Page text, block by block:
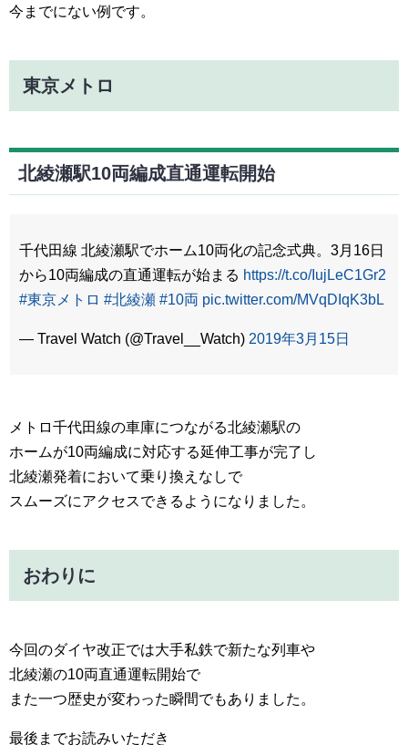
今までにない例です。
東京メトロ
北綾瀬駅10両編成直通運転開始
千代田線 北綾瀬駅でホーム10両化の記念式典。3月16日
から10両編成の直通運転が始まる https://t.co/IujLeC1Gr2
#東京メトロ #北綾瀬 #10両 pic.twitter.com/MVqDIqK3bL
— Travel Watch (@Travel__Watch) 2019年3月15日
メトロ千代田線の車庫につながる北綾瀬駅の
ホームが10両編成に対応する延伸工事が完了し
北綾瀬発着において乗り換えなしで
スムーズにアクセスできるようになりました。
おわりに
今回のダイヤ改正では大手私鉄で新たな列車や
北綾瀬の10両直通運転開始で
また一つ歴史が変わった瞬間でもありました。
最後までお読みいただき